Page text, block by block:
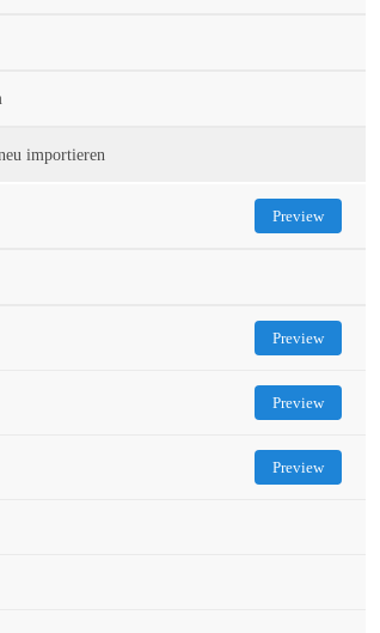
importieren
Preview
Preview
Preview
Preview